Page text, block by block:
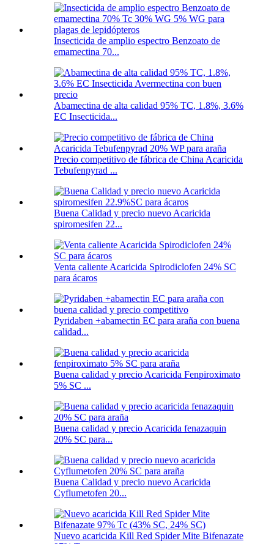
Insecticida de amplio espectro Benzoato de
emamectina 70...
Abamectina de alta calidad 95% TC, 1.8%, 3.6%
EC Insecticida...
Precio competitivo de fábrica de China Acaricida
Tebufenpyrad ...
Buena Calidad y precio nuevo Acaricida
spiromesifen 22...
Venta caliente Acaricida Spirodiclofen 24% SC
para ácaros
Pyridaben +abamectin EC para araña con buena
calidad...
Buena calidad y precio Acaricida Fenpiroximato
5% SC ...
Buena calidad y precio Acaricida fenazaquin
20% SC para...
Buena Calidad y precio nuevo Acaricida
Cyflumetofen 20...
Nuevo acaricida Kill Red Spider Mite Bifenazate